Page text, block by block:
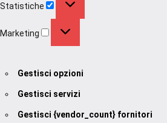
Statistiche
Marketing
Gestisci opzioni
Gestisci servizi
Gestisci {vendor_count} fornitori